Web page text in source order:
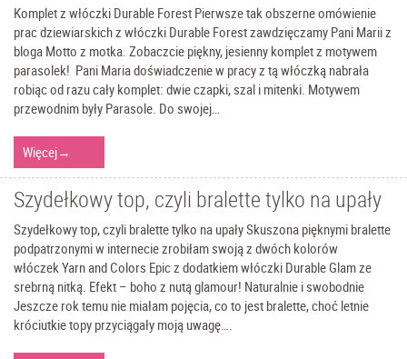
Komplet z włóczki Durable Forest Pierwsze tak obszerne omówienie
prac dziewiarskich z włóczki Durable Forest zawdzięczamy Pani Marii z
bloga Motto z motka. Zobaczcie piękny, jesienny komplet z motywem
parasolek! Pani Maria doświadczenie w pracy z tą włóczką nabrała
robiąc od razu cały komplet: dwie czapki, szal i mitenki. Motywem
przewodnim były Parasole. Do swojej…
Więcej→
Szydełkowy top, czyli bralette tylko na upały
Szydełkowy top, czyli bralette tylko na upały Skuszona pięknymi bralette
podpatrzonymi w internecie zrobiłam swoją z dwóch kolorów
włóczek Yarn and Colors Epic z dodatkiem włóczki Durable Glam ze
srebrną nitką. Efekt – boho z nutą glamour! Naturalnie i swobodnie
Jeszcze rok temu nie miałam pojęcia, co to jest bralette, choć letnie
króciutkie topy przyciągały moją uwagę….